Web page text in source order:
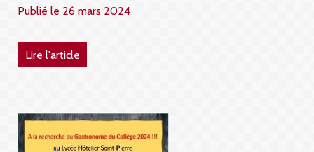
Publié le 26 mars 2024
Lire l'article